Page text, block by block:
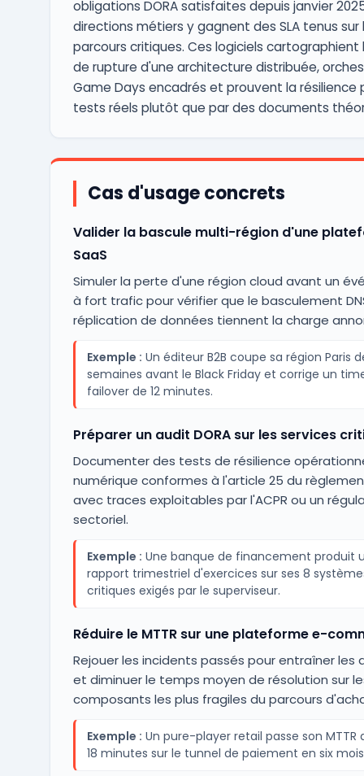
obligations DORA satisfaites depuis janvier
directions métiers y gagnent des SLA tenus sur
parcours critiques. Ces logiciels cartographient
de rupture d'une architecture distribuée,
Game Days encadrés et prouvent la résilience
tests réels plutôt que par des documents
Cas d'usage concrets
Valider la bascule multi-région d'une
SaaS
Simuler la perte d'une région cloud avant un
à fort trafic pour vérifier que le basculement
réplication de données tiennent la charge
Exemple : Un éditeur B2B coupe sa région Paris
semaines avant le Black Friday et corrige un
failover de 12 minutes.
Préparer un audit DORA sur les services
Documenter des tests de résilience
numérique conformes à l'article 25 du
avec traces exploitables par l'ACPR ou un
sectoriel.
Exemple : Une banque de financement produit
rapport trimestriel d'exercices sur ses 8
critiques exigés par le superviseur.
Réduire le MTTR sur une plateforme e-
Rejouer les incidents passés pour entraîner les
et diminuer le temps moyen de résolution sur
composants les plus fragiles du parcours
Exemple : Un pure-player retail passe son MTTR
18 minutes sur le tunnel de paiement en six